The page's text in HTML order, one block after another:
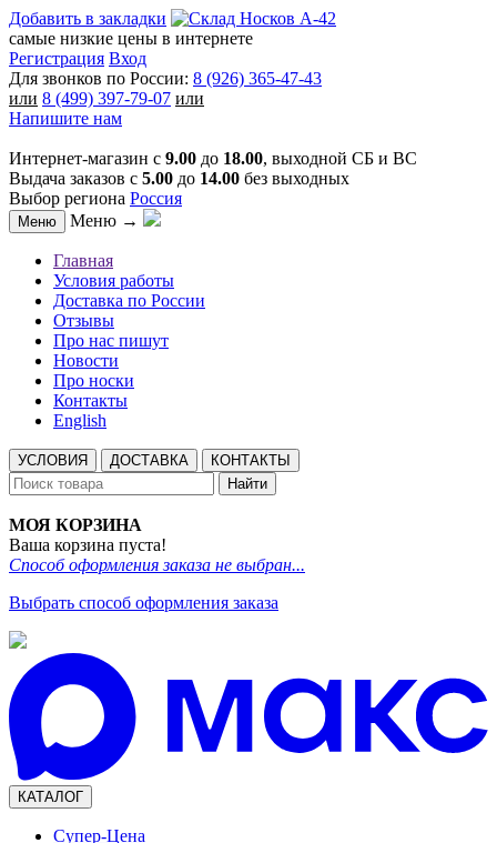
Добавить в закладки
самые низкие цены в интернете
Регистрация Вход
Для звонков по России: 8 (926) 365-47-43
или 8 (499) 397-79-07 или
Напишите нам
Интернет-магазин с 9.00 до 18.00, выходной СБ и ВС
Выдача заказов с 5.00 до 14.00 без выходных
Выбор региона Россия
Меню Меню →
Главная
Условия работы
Доставка по России
Отзывы
Про нас пишут
Новости
Про носки
Контакты
English
УСЛОВИЯ ДОСТАВКА
КОНТАКТЫ
Найти
МОЯ КОРЗИНА
Ваша корзина пуста!
Способ оформления заказа не выбран...
Выбрать способ оформления заказа
КАТАЛОГ
Супер-Цена